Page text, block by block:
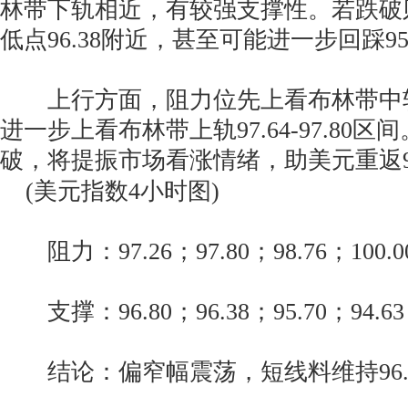
林带下轨相近，有较强支撑性。若跌
低点96.38附近，甚至可能进一步回踩
上行方面，阻力位先上看布林带中
进一步上看布林带上轨97.64-97.80区
破，将提振市场看涨情绪，助美元重返
(美元指数4小时图)
阻力：97.26；97.80；98.76；
支撑：96.80；96.38；95.70；94.63
结论：偏窄幅震荡，短线料维持